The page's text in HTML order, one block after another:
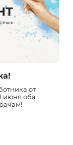
от
июня оба